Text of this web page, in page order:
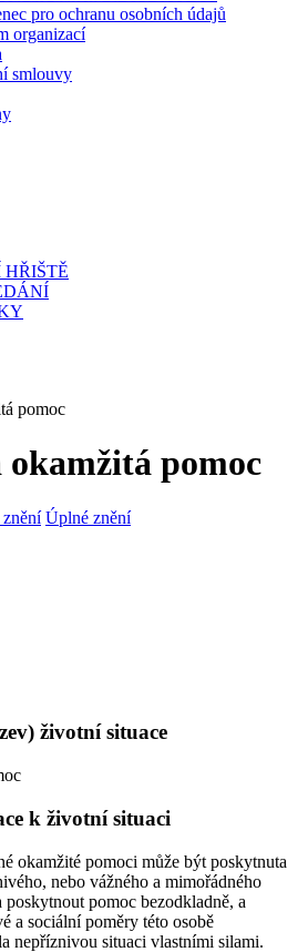
pro ochranu osobních údajů
organizací
smlouvy
pomoc
pomoc
znění Úplné znění
životní situace
k životní situaci
okamžité pomoci může být poskytnuta
nebo vážného a mimořádného
pomoc bezodkladně, a
a sociální poměry této osobě
nepříznivou situaci vlastními silami.